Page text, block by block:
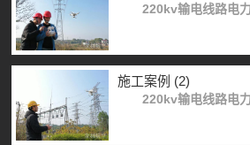
220kv输电线路电力
施工案例 (2)
220kv输电线路电力